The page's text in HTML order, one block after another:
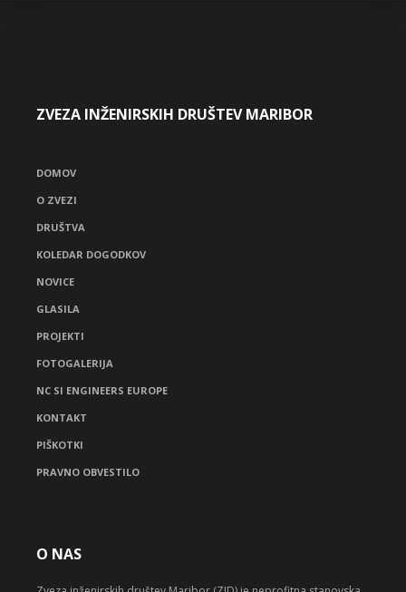
ZVEZA INŽENIRSKIH DRUŠTEV MARIBOR
DOMOV
O ZVEZI
DRUŠTVA
KOLEDAR DOGODKOV
NOVICE
GLASILA
PROJEKTI
FOTOGALERIJA
NC SI ENGINEERS EUROPE
KONTAKT
PIŠKOTKI
PRAVNO OBVESTILO
O NAS